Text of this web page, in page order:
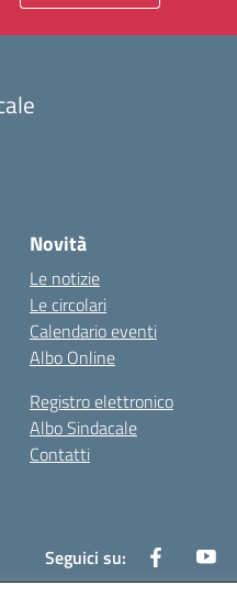
Novità
Le notizie
Le circolari
Calendario eventi
Albo Online
Registro elettronico
Albo Sindacale
Contatti
Seguici su: